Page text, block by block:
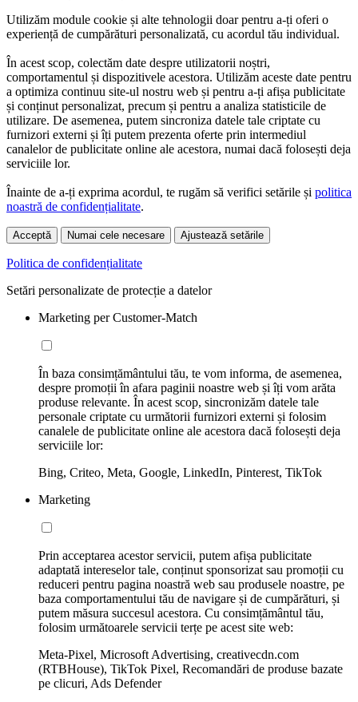
Utilizăm module cookie și alte tehnologii doar pentru a-ți oferi o
experiență de cumpărături personalizată, cu acordul tău individual.
În acest scop, colectăm date despre utilizatorii noștri,
comportamentul și dispozitivele acestora. Utilizăm aceste date pentru
a optimiza continuu site-ul nostru web și pentru a-ți afișa publicitate
și conținut personalizat, precum și pentru a analiza statisticile de
utilizare. De asemenea, putem sincroniza datele tale criptate cu
furnizori externi și îți putem prezenta oferte prin intermediul
canalelor de publicitate online ale acestora, numai dacă folosești deja
serviciile lor.
Înainte de a-ți exprima acordul, te rugăm să verifici setările și politica
noastră de confidențialitate.
Acceptă Numai cele necesare Ajustează setările
Politica de confidențialitate
Setări personalizate de protecție a datelor
Marketing per Customer-Match
În baza consimțământului tău, te vom informa, de asemenea,
despre promoții în afara paginii noastre web și îți vom arăta
produse relevante. În acest scop, sincronizăm datele tale
personale criptate cu următorii furnizori externi și folosim
canalele de publicitate online ale acestora dacă folosești deja
serviciile lor:
Bing, Criteo, Meta, Google, LinkedIn, Pinterest, TikTok
Marketing
Prin acceptarea acestor servicii, putem afișa publicitate
adaptată intereselor tale, conținut sponsorizat sau promoții cu
reduceri pentru pagina noastră web sau produsele noastre, pe
baza comportamentului tău de navigare și de cumpărături, și
putem măsura succesul acestora. Cu consimțământul tău,
folosim următoarele servicii terțe pe acest site web:
Meta-Pixel, Microsoft Advertising, creativecdn.com
(RTBHouse), TikTok Pixel, Recomandări de produse bazate
pe clicuri, Ads Defender